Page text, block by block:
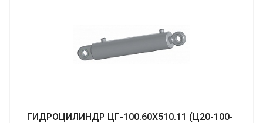
ГИДРОЦИЛИНДР ЦГ-100.60Х510.11 (Ц20-100-